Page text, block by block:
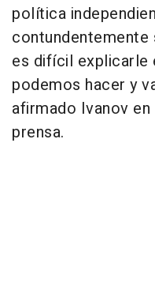
política
contundentemente
es difícil explicarle
podemos hacer y
afirmado Ivanov
prensa.